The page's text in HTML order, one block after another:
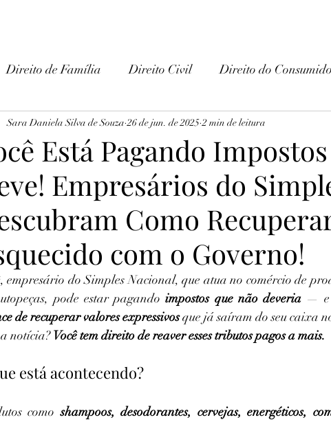
Direito de Família Direito Civil Direito do
Está Pagando
Empresários do
Como
com o Governo!
Sara Daniela Silva de Souza 26 de jun. de 2025 2 min de leitura
empresário do Simples Nacional, que atua no comércio de
pode estar pagando impostos que não deveria — e
de recuperar valores expressivos que já saíram do seu caixa
notícia? Você tem direito de reaver esses tributos pagos a mais.
está acontecendo?
como shampoos, desodorantes, cervejas, energéticos,